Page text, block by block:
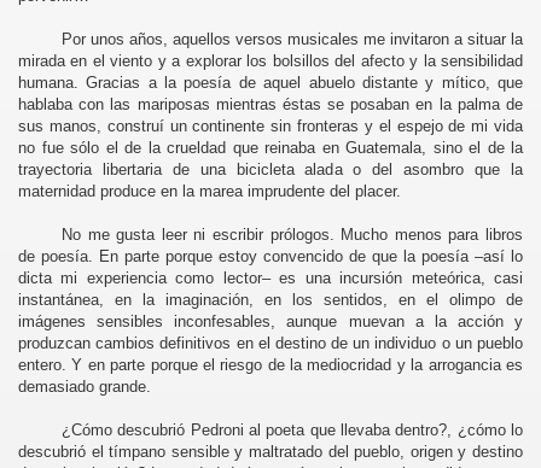
Por unos años, aquellos versos musicales me invitaron a situar la
mirada en el viento y a explorar los bolsillos del afecto y la sensibilidad
humana. Gracias a la poesía de aquel abuelo distante y mítico, que
hablaba con las mariposas mientras éstas se posaban en la palma de
sus manos, construí un continente sin fronteras y el espejo de mi vida
no fue sólo el de la crueldad que reinaba en Guatemala, sino el de la
trayectoria libertaria de una bicicleta alada o del asombro que la
maternidad produce en la marea imprudente del placer.
No me gusta leer ni escribir prólogos. Mucho menos para libros
de poesía. En parte porque estoy convencido de que la poesía –así lo
dicta mi experiencia como lector– es una incursión meteórica, casi
instantánea, en la imaginación, en los sentidos, en el olimpo de
imágenes sensibles inconfesables, aunque muevan a la acción y
produzcan cambios definitivos en el destino de un individuo o un pueblo
entero. Y en parte porque el riesgo de la mediocridad y la arrogancia es
demasiado grande.
¿Cómo descubrió Pedroni al poeta que llevaba dentro?, ¿cómo lo
descubrió el tímpano sensible y maltratado del pueblo, origen y destino